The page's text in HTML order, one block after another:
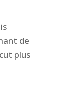
de
plus